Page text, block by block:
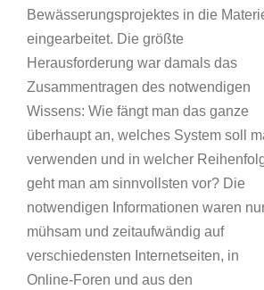
Bewässerungsprojektes in die
eingearbeitet. Die größte
Herausforderung war damals das
Zusammentragen des notwendigen
Wissens: Wie fängt man das ganze
überhaupt an, welches System soll
verwenden und in welcher
geht man am sinnvollsten vor? Die
notwendigen Informationen waren
mühsam und zeitaufwändig auf
verschiedensten Internetseiten, in
Online-Foren und aus den